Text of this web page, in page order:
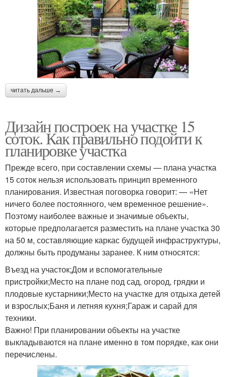
читать дальше →
Дизайн построек на участке 15
соток. Как правильно подойти к
планировке участка
Прежде всего, при составлении схемы — плана участка
15 соток нельзя использовать принцип временного
планирования. Известная поговорка говорит: — «Нет
ничего более постоянного, чем временное решение».
Поэтому наиболее важные и значимые объекты,
которые предполагается разместить на плане участка 30
на 50 м, составляющие каркас будущей инфраструктуры,
должны быть продуманы заранее. К ним относятся:
Въезд на участок;Дом и вспомогательные
пристройки;Место на плане под сад, огород, грядки и
плодовые кустарники;Место на участке для отдыха детей
и взрослых;Баня и летняя кухня;Гараж и сарай для
техники.
Важно! При планировании объекты на участке
выкладываются на плане именно в том порядке, как они
перечислены.